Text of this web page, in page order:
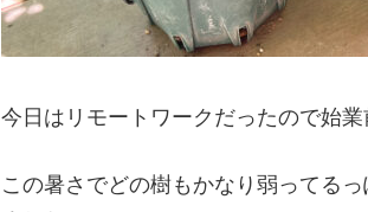
今日はリモートワークだったので始業
この暑さでどの樹もかなり弱ってる